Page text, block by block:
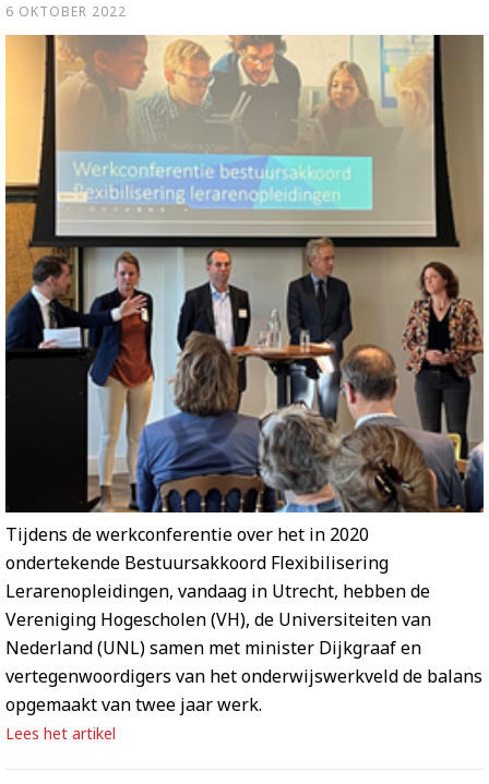
6 OKTOBER 2022
Tijdens de werkconferentie over het in 2020
ondertekende Bestuursakkoord Flexibilisering
Lerarenopleidingen, vandaag in Utrecht, hebben de
Vereniging Hogescholen (VH), de Universiteiten van
Nederland (UNL) samen met minister Dijkgraaf en
vertegenwoordigers van het onderwijswerkveld de balans
opgemaakt van twee jaar werk.
Lees het artikel